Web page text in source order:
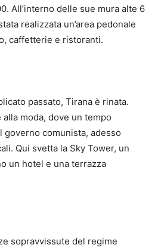
All’interno delle sue mura alte 6
realizzata un’area pedonale
caffetterie e ristoranti.
passato, Tirana è rinata.
moda, dove un tempo
comunista, adesso
Qui svetta la Sky Tower, un
un hotel e una terrazza
sopravvissute del regime